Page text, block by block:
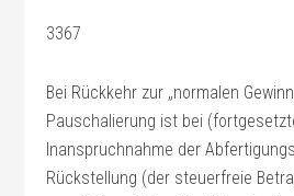
3367
Bei Rückkehr zur „normalen
Pauschalierung ist bei
Inanspruchnahme der
Rückstellung (der steuerfreie